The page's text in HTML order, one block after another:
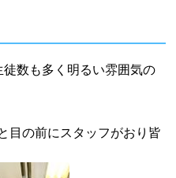
数も多く明るい雰囲気の
目の前にスタッフがおり皆